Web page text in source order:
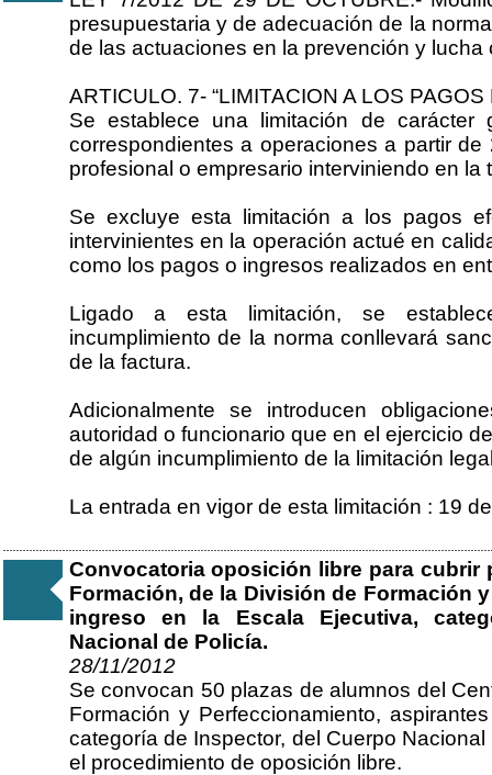
presupuestaria y de adecuación de la
de las actuaciones en la prevención y lucha
ARTICULO. 7- “LIMITACION A LOS PAGOS
Se establece una limitación de
correspondientes a operaciones a partir
profesional o empresario interviniendo en la
Se excluye esta limitación a los pagos
intervinientes en la operación actué en
como los pagos o ingresos realizados en
Ligado a esta limitación, se
incumplimiento de la norma conllevará
de la factura.
Adicionalmente se introducen
autoridad o funcionario que en el ejercicio
de algún incumplimiento de la limitación
La entrada en vigor de esta limitación : 19
Convocatoria oposición libre para cubrir
Formación, de la División de Formación
ingreso en la Escala Ejecutiva,
Nacional de Policía.
28/11/2012
Se convocan 50 plazas de alumnos del
Formación y Perfeccionamiento,
categoría de Inspector, del Cuerpo
el procedimiento de oposición libre.